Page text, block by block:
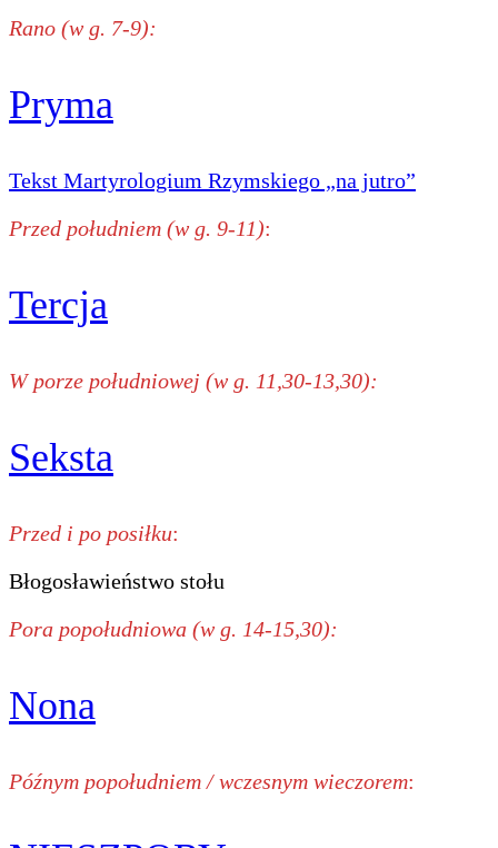
Rano (w g. 7-9):
Pryma
Tekst Martyrologium Rzymskiego „na jutro”
Przed południem (w g. 9-11):
Tercja
W porze południowej (w g. 11,30-13,30):
Seksta
Przed i po posiłku:
Błogosławieństwo stołu
Pora popołudniowa (w g. 14-15,30):
Nona
Późnym popołudniem / wczesnym wieczorem: